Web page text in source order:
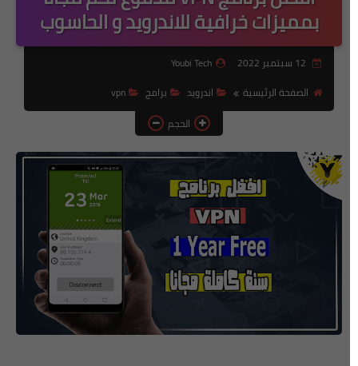
بمميزات خرافية للاندرويد و الحاسوب
12 سبتمبر 2022
Youbi Tech
الصفحة الرئيسية
اندرويد برامج
vpn
الحجم